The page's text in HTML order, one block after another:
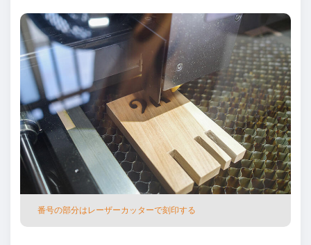
番号の部分はレーザーカッターで刻印する